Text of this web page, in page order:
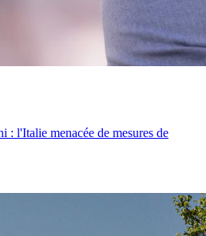
: l'Italie menacée de mesures de